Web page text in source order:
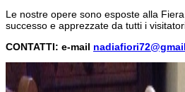
Le nostre opere sono esposte alla
successo e apprezzate da tutti i
CONTATTI: e-mail